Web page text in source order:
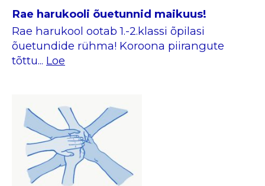
Rae harukooli õuetunnid maikuus!
Rae harukool ootab 1.-2.klassi õpilasi
õuetundide rühma! Koroona piirangute
tõttu... Loe